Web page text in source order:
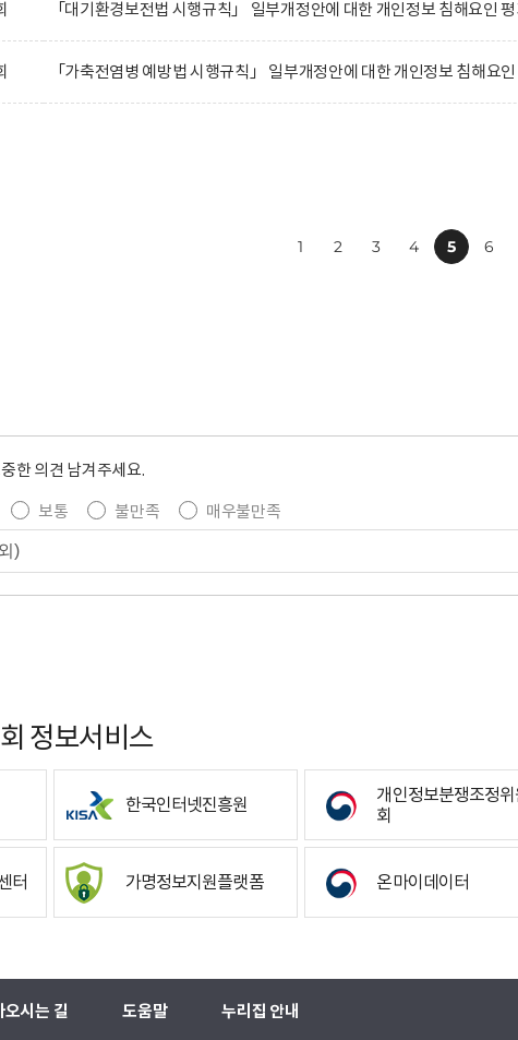
「대기환경보전법 시행규칙」 일부개정안에 대한 개인정보 침해요인
「가축전염병 예방법 시행규칙」 일부개정안에 대한 개인정보 침해요
1 2 3 4 5 6
한 의견 남겨주세요.
보통 불만족
매우불만족
정보서비스
한국인터넷진흥원
개인정보분쟁조정위
회
터 가명정보지원플랫폼 온마이데이터
오시는 길 도움말 누리집 안내